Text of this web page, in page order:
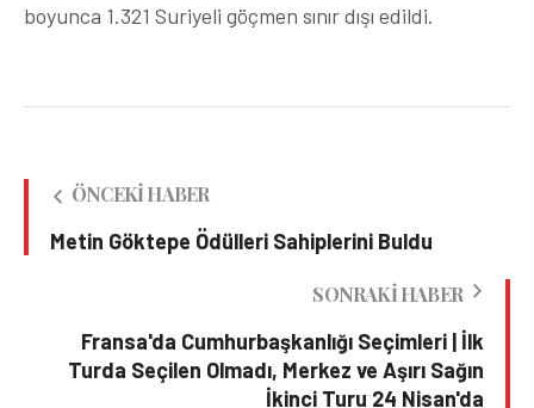
boyunca 1.321 Suriyeli göçmen sınır dışı edildi.
ÖNCEKI HABER
Metin Göktepe Ödülleri Sahiplerini Buldu
SONRAKI HABER
Fransa'da Cumhurbaşkanlığı Seçimleri | İlk
Turda Seçilen Olmadı, Merkez ve Aşırı Sağın
İkinci Turu 24 Nisan'da